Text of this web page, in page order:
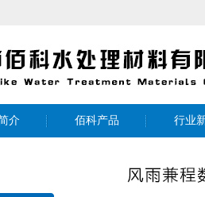
介 佰科产品 行业